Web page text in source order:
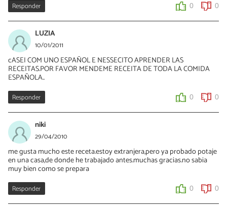
Responder 0 0
LUZIA
10/01/2011
cASEI COM UNO ESPAÑOL E NESSECITO APRENDER LAS
RECEITAS.POR FAVOR MENDEME RECEITA DE TODA LA COMIDA
ESPAÑOLA..
Responder 0 0
niki
29/04/2010
me gusta mucho este receta.estoy extranjera,pero ya probado potaje
en una casa,de donde he trabajado antes.muchas gracias.no sabia
muy bien como se prepara
Responder 0 0